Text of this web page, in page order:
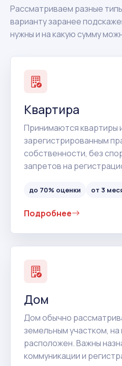
Рассматриваем разные
варианту заранее
нужны и на какую сумму
Квартира
Принимаются квартиры
зарегистрированным
собственности, без
запретов на
до 70% оценки от 3
Подробнее
Дом
Дом обычно
земельным участком,
расположен. Важны
коммуникации и